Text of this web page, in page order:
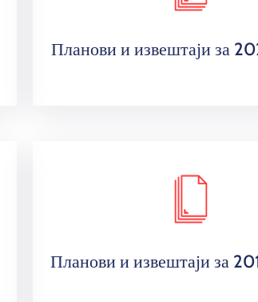
Планови и извештаји за
Планови и извештаји за